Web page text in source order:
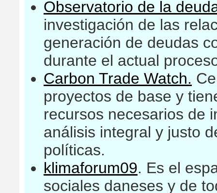
Observatorio de la
investigación de las
generación de deudas
durante el actual
Carbon Trade Watch.
proyectos de base y
recursos necesarios de
análisis integral y justo
políticas.
klimaforum09. Es el
sociales daneses y de